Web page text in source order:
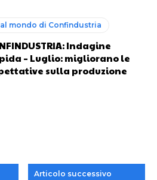
mondo di Confindustria
Indagine
– Luglio: migliorano le
sulla produzione
Articolo successivo